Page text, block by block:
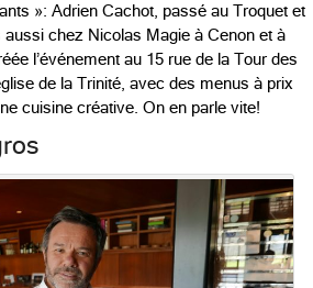
»: Adrien Cachot, passé au Troquet et
chez Nicolas Magie à Cenon et à
l’événement au 15 rue de la Tour des
de la Trinité, avec des menus à prix
cuisine créative. On en parle vite!